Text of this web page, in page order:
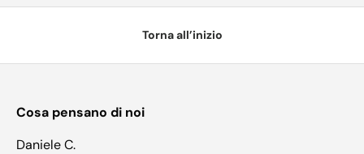
Torna all’inizio
Cosa pensano di noi
Daniele C.